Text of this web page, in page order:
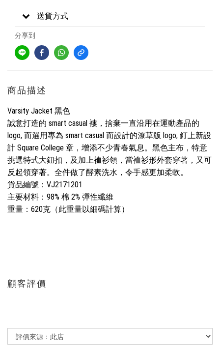
送貨方式
分享到
商品描述
Varsity Jacket 黑色
誠意打造的 smart casual 褸，捨棄一直沿用在運動產品的
logo, 而選用專為 smart casual 而設計的潦草版 logo; 釘上新設
計 Square College 章，增添不少青春氣息。黑色主布，特意
挑選特式大鈕扣，及加上裇衫領，當裇衫形外套穿著，又可
反起領穿著。全件做了酵素洗水，令手感更加柔軟。
貨品編號：VJ2171201
主要材料：98% 棉 2% 彈性纖維
重量：620克（此重量以細碼計算）
顧客評價